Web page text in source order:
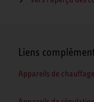
Liens
Appareils de